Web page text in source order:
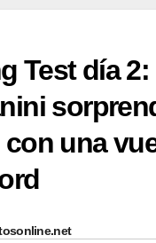
Test día 2:
con una